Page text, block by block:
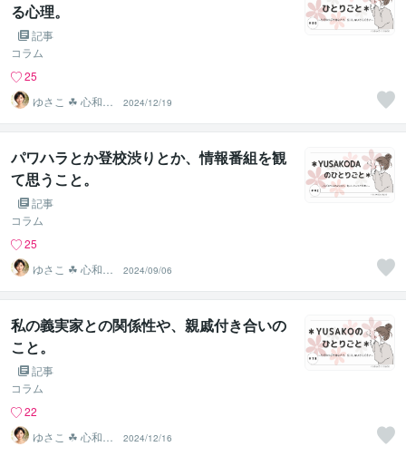
る心理。
記事
コラム
25
ゆさこ ☘ 心和ら
ぐ拠り所
2024/12/19
パワハラとか登校渋りとか、情報番組を観
て思うこと。
記事
コラム
25
ゆさこ ☘ 心和ら
ぐ拠り所
2024/09/06
私の義実家との関係性や、親戚付き合いの
こと。
記事
コラム
22
ゆさこ ☘ 心和ら
ぐ拠り所
2024/12/16